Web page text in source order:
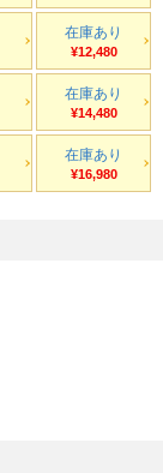
在庫あり
¥12,480
在庫あり
¥14,480
在庫あり
¥16,980